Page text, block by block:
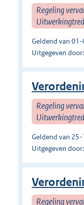
Regeling
Geldend van
Uitgegeven
Regeling
Geldend van
Uitgegeven
Regeling